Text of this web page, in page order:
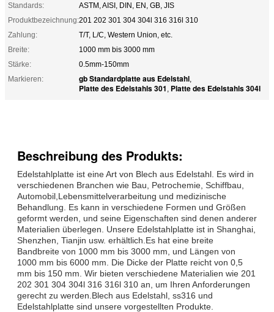
Standards:
ASTM, AISI, DIN, EN, GB, JIS
Produktbezeichnung:201 202 301 304 304l 316 316l 310
Zahlung:
T/T, L/C, Western Union, etc.
Breite:
1000 mm bis 3000 mm
Stärke:
0.5mm-150mm
Markieren:
gb Standardplatte aus Edelstahl,
Platte des Edelstahls 301 , Platte des Edelstahls 304l
Beschreibung des Produkts:
Edelstahlplatte ist eine Art von Blech aus Edelstahl. Es wird in
verschiedenen Branchen wie Bau, Petrochemie, Schiffbau,
Automobil,Lebensmittelverarbeitung und medizinische
Behandlung. Es kann in verschiedene Formen und Größen
geformt werden, und seine Eigenschaften sind denen anderer
Materialien überlegen. Unsere Edelstahlplatte ist in Shanghai,
Shenzhen, Tianjin usw. erhältlich.Es hat eine breite
Bandbreite von 1000 mm bis 3000 mm, und Längen von
1000 mm bis 6000 mm. Die Dicke der Platte reicht von 0,5
mm bis 150 mm. Wir bieten verschiedene Materialien wie 201
202 301 304 304l 316 316l 310 an, um Ihren Anforderungen
gerecht zu werden.Blech aus Edelstahl, ss316 und
Edelstahlplatte sind unsere vorgestellten Produkte.